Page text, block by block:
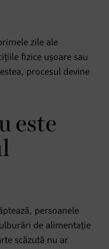
zile ale
fizice ușoare sau
procesul devine
este
persoanele
de alimentație
scăzută nu ar